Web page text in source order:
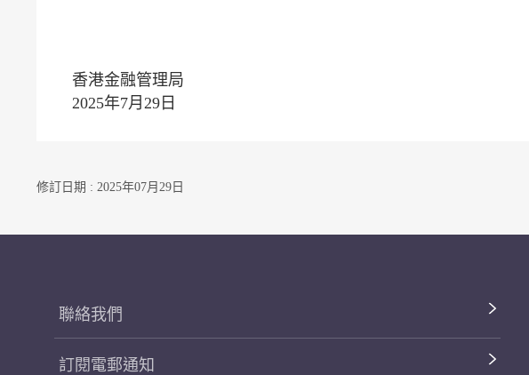
香港金融管理局
2025年7月29日
修訂日期 : 2025年07月29日
聯絡我們
訂閱電郵通知